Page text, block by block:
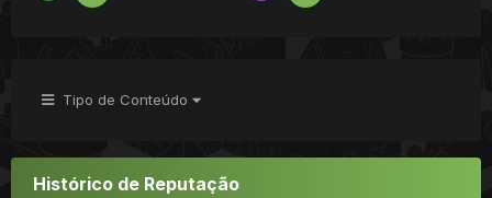
Tipo de Conteúdo
Histórico de Reputação